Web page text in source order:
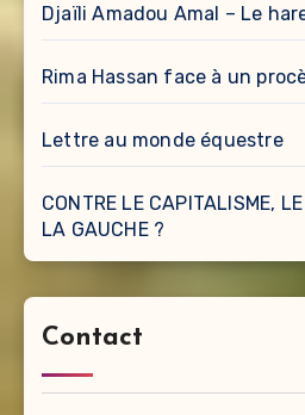
Djaïli Amadou Amal – Le
Rima Hassan face à un
Lettre au monde équestre
CONTRE LE CAPITALISME,
LA GAUCHE ?
Contact